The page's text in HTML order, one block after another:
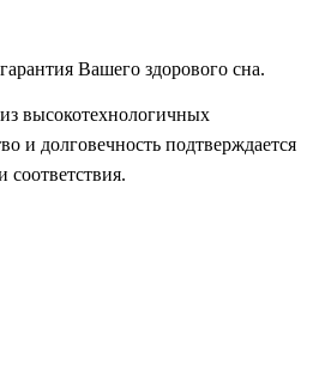
Вашего здорового сна.
высокотехнологичных
и долговечность подтверждается
соответствия.